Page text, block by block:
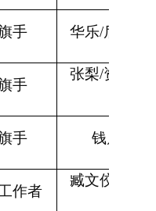
手 华乐/后勤工
手
张梨/资产经
手 钱晨
作者
臧文佼